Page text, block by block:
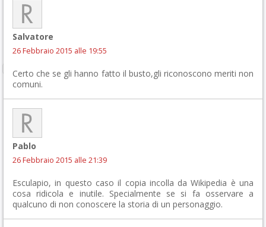
Salvatore
26 Febbraio 2015 alle 19:55
Certo che se gli hanno fatto il busto,gli riconoscono meriti non
comuni.
Pablo
26 Febbraio 2015 alle 21:39
Esculapio, in questo caso il copia incolla da Wikipedia è una
cosa ridicola e inutile. Specialmente se si fa osservare a
qualcuno di non conoscere la storia di un personaggio.